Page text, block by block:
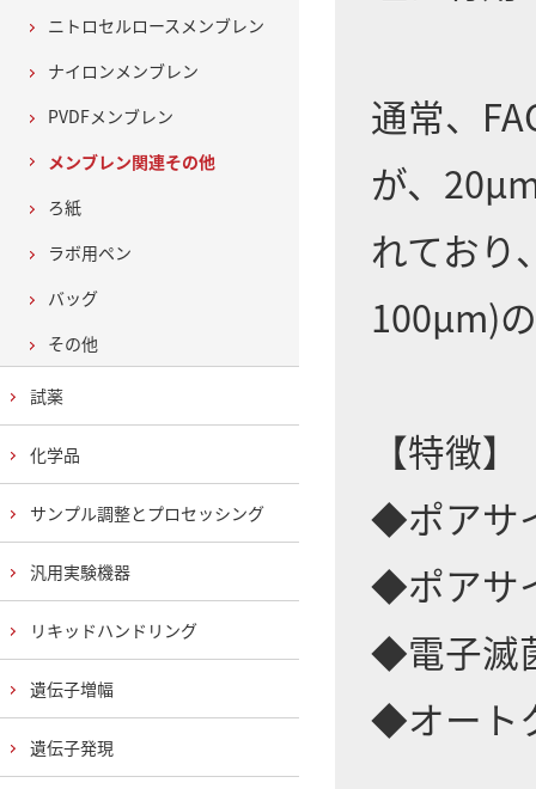
通常、
が、
れており
100μm)
【特徴】
◆ポアサ
◆ポアサ
◆電子滅
◆オート
ニトロセルロースメンブレン
ナイロンメンブレン
PVDFメンブレン
メンブレン関連その他
ろ紙
ラボ用ペン
バッグ
その他
試薬
化学品
サンプル調整とプロセッシング
汎用実験機器
リキッドハンドリング
遺伝子増幅
遺伝子発現